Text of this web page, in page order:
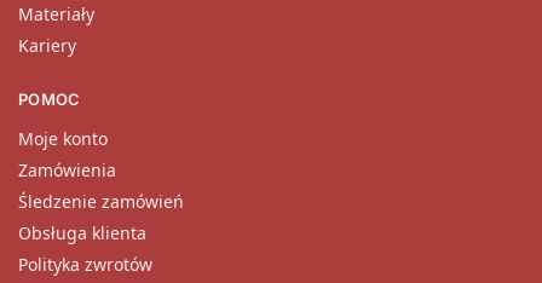
Materiały
Kariery
POMOC
Moje konto
Zamówienia
Śledzenie zamówień
Obsługa klienta
Polityka zwrotów